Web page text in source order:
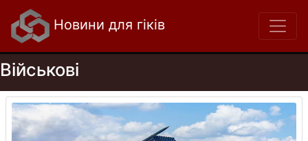
Новини для гіків
Військові